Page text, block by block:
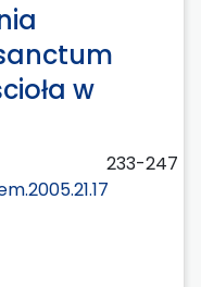
w
233-247